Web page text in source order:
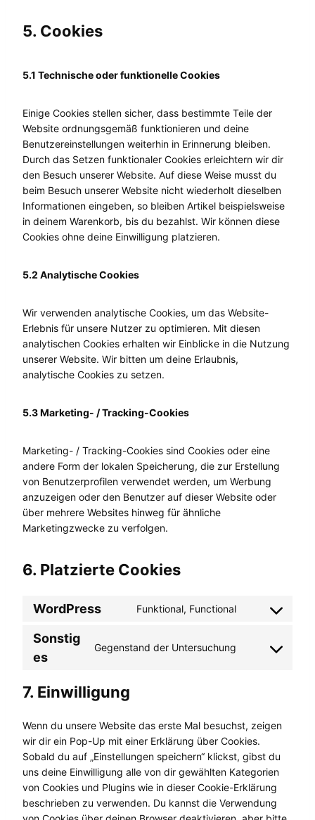
5. Cookies
5.1 Technische oder funktionelle Cookies
Einige Cookies stellen sicher, dass bestimmte Teile der
Website ordnungsgemäß funktionieren und deine
Benutzereinstellungen weiterhin in Erinnerung bleiben.
Durch das Setzen funktionaler Cookies erleichtern wir dir
den Besuch unserer Website. Auf diese Weise musst du
beim Besuch unserer Website nicht wiederholt dieselben
Informationen eingeben, so bleiben Artikel beispielsweise
in deinem Warenkorb, bis du bezahlst. Wir können diese
Cookies ohne deine Einwilligung platzieren.
5.2 Analytische Cookies
Wir verwenden analytische Cookies, um das Website-
Erlebnis für unsere Nutzer zu optimieren. Mit diesen
analytischen Cookies erhalten wir Einblicke in die Nutzung
unserer Website. Wir bitten um deine Erlaubnis,
analytische Cookies zu setzen.
5.3 Marketing- / Tracking-Cookies
Marketing- / Tracking-Cookies sind Cookies oder eine
andere Form der lokalen Speicherung, die zur Erstellung
von Benutzerprofilen verwendet werden, um Werbung
anzuzeigen oder den Benutzer auf dieser Website oder
über mehrere Websites hinweg für ähnliche
Marketingzwecke zu verfolgen.
6. Platzierte Cookies
WordPress Funktional, Functional
o
s
e
r
v
i
Sonstig
es
Gegenstand der Untersuchung
n
t
t
o
s
e
7. Einwilligung
Wenn du unsere Website das erste Mal besuchst, zeigen
wir dir ein Pop-Up mit einer Erklärung über Cookies.
Sobald du auf „Einstellungen speichern“ klickst, gibst du
uns deine Einwilligung alle von dir gewählten Kategorien
von Cookies und Plugins wie in dieser Cookie-Erklärung
beschrieben zu verwenden. Du kannst die Verwendung